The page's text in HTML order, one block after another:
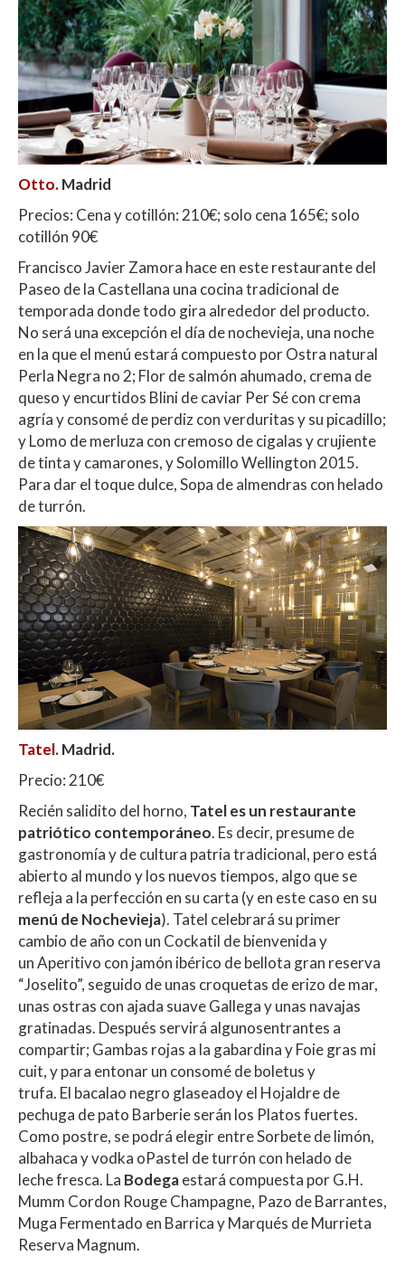
Otto.Madrid
Precios: Cena y cotillón: 210€; solo cena 165€; solo
cotillón 90€
Francisco Javier Zamora hace en este restaurante del
Paseo de la Castellana una cocina tradicional de
temporada donde todo gira alrededor del producto.
No será una excepción el día de nochevieja, una noche
en la que el menú estará compuesto por Ostra natural
Perla Negra no 2; Flor de salmón ahumado, crema de
queso y encurtidos Blini de caviar Per Sé con crema
agría y consomé de perdiz con verduritas y su picadillo;
y Lomo de merluza con cremoso de cigalas y crujiente
de tinta y camarones, y Solomillo Wellington 2015.
Para dar el toque dulce, Sopa de almendras con helado
de turrón.
Tatel. Madrid.
Precio: 210€
Recién salidito del horno, Tatel es un restaurante
patriótico contemporáneo. Es decir, presume de
gastronomía y de cultura patria tradicional, pero está
abierto al mundo y los nuevos tiempos, algo que se
refleja a la perfección en su carta (y en este caso en su
menú de Nochevieja). Tatel celebrará su primer
cambio de año con un Cockatil de bienvenida y
un Aperitivo con jamón ibérico de bellota gran reserva
“Joselito”, seguido de unas croquetas de erizo de mar,
unas ostras con ajada suave Gallega y unas navajas
gratinadas. Después servirá algunosentrantes a
compartir; Gambas rojas a la gabardina y Foie gras mi
cuit, y para entonar un consomé de boletus y
trufa. El bacalao negro glaseadoy el Hojaldre de
pechuga de pato Barberie serán los Platos fuertes.
Como postre, se podrá elegir entre Sorbete de limón,
albahaca y vodka oPastel de turrón con helado de
leche fresca. La Bodegaestará compuesta por G.H.
Mumm Cordon Rouge Champagne, Pazo de Barrantes,
Muga Fermentado en Barrica y Marqués de Murrieta
Reserva Magnum.